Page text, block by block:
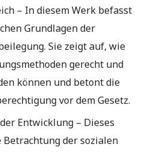
– In diesem Werk befasst
Grundlagen der
Sie zeigt auf, wie
gerecht und
können und betont die
vor dem Gesetz.
Entwicklung – Dieses
der sozialen